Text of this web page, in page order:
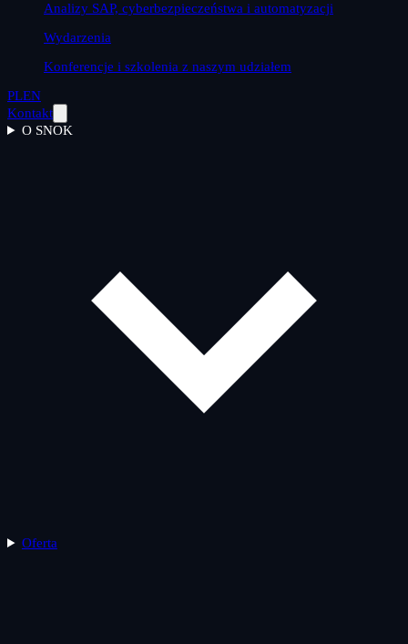
Analizy SAP, cyberbezpieczeństwa i automatyzacji
Wydarzenia
Konferencje i szkolenia z naszym udziałem
PLEN
Kontakt
O SNOK
Oferta